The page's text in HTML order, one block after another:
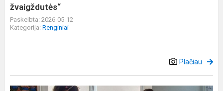
žvaigždutės“
Paskelbta: 2026-05-12
Kategorija: Renginiai
Plačiau